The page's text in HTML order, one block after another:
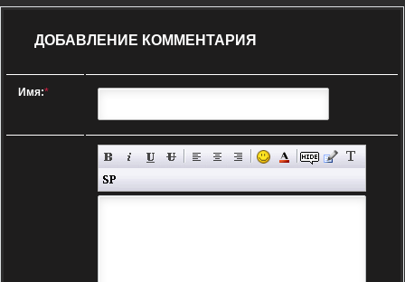
ДОБАВЛЕНИЕ КОММЕНТАРИЯ
Имя:*